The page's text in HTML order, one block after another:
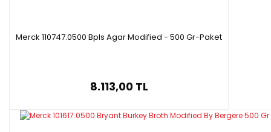
Merck 110747.0500 Bpls Agar Modified - 500 Gr-Paket
8.113,00 TL